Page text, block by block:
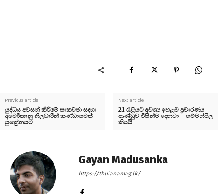
Previous article
යුද්ධය අවසන් කිරීමේ සාකච්ඡා සඳහා
අමෙරිකානු නිලධාරින් කණ්ඩායමක්
යුක්‍රේනයට
Next article
21 රැළියට අවශ්‍ය ඉහළම ප්‍රචාරණය
ආණ්ඩුව විසින්ම දෙනවා – ගම්මන්පිල
කියයි
Gayan Madusanka
https://thulanamag.lk/